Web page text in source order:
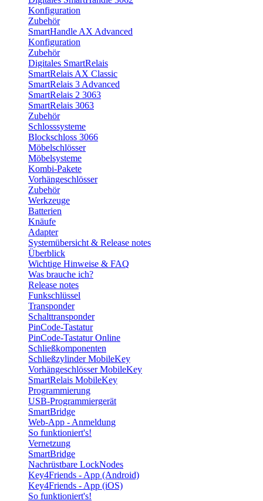
Konfiguration
Zubehör
SmartHandle AX Advanced
Konfiguration
Zubehör
Digitales SmartRelais
SmartRelais AX Classic
SmartRelais 3 Advanced
SmartRelais 2 3063
SmartRelais 3063
Zubehör
Schlosssysteme
Blockschloss 3066
Möbelschlösser
Möbelsysteme
Kombi-Pakete
Vorhängeschlösser
Zubehör
Werkzeuge
Batterien
Knäufe
Adapter
Systemübersicht & Release notes
Überblick
Wichtige Hinweise & FAQ
Was brauche ich?
Release notes
Funkschlüssel
Transponder
Schalttransponder
PinCode-Tastatur
PinCode-Tastatur Online
Schließkomponenten
Schließzylinder MobileKey
Vorhängeschlösser MobileKey
SmartRelais MobileKey
Programmierung
USB-Programmiergerät
SmartBridge
Web-App - Anmeldung
So funktioniert's!
Vernetzung
SmartBridge
Nachrüstbare LockNodes
Key4Friends - App (Android)
Key4Friends - App (iOS)
So funktioniert's!